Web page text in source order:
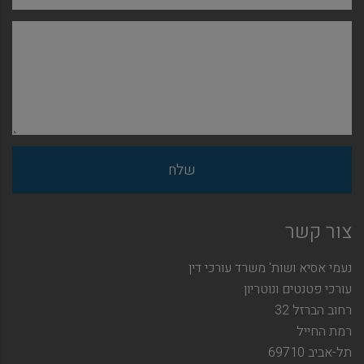
צור קשר
נעמי אסיא ושות' משרד עורכי דין
עורכי פטנטים ונוטריון
רחוב הברזל 32
רמת החייל
תל-אביב 69710